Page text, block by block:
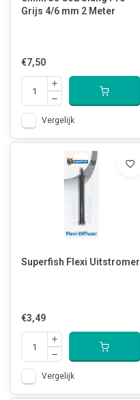
Grijs 4/6 mm 2 Meter
€7,50
Vergelijk
Superfish Flexi Uitstromer
€3,49
Vergelijk